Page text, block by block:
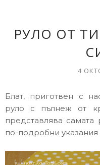
РУЛО ОТ
4
Блат, приготвен с
руло с пълнеж от
представлява
по-подробни